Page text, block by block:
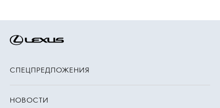
СПЕЦПРЕДЛОЖЕНИЯ
НОВОСТИ